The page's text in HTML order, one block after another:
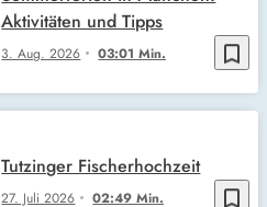
bookmark_border
3. Aug. 2026 03:01 Min.
Aktivitäten und Tipps
bookmark_border
27. Juli 2026 02:49 Min.
Tutzinger Fischerhochzeit